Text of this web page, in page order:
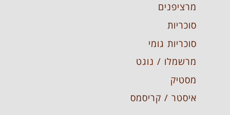
מרציפנים
סוכריות
סוכריות גומי
מרשמלו / נוגט
מסטיק
איסטר / קריסמס